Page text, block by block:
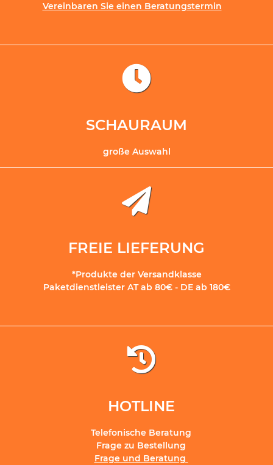
Vereinbaren Sie einen Beratungstermin
SCHAURAUM
große Auswahl
FREIE LIEFERUNG
*Produkte der Versandklasse
Paketdienstleister AT ab 80€ - DE ab 180€
HOTLINE
Telefonische Beratung
Frage zu Bestellung
Frage und Beratung